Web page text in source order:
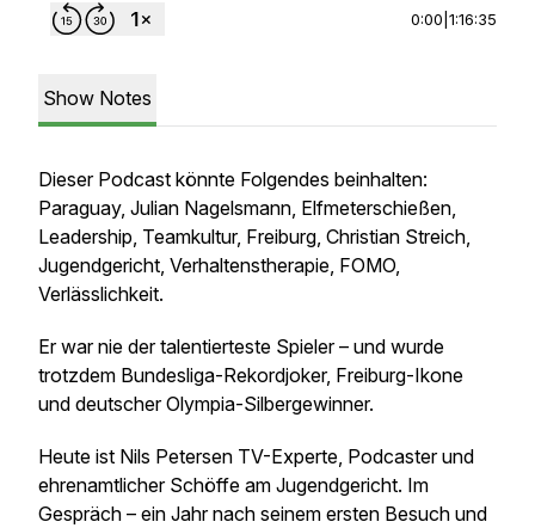
0:00 1:16:35
Show Notes
Dieser Podcast könnte Folgendes beinhalten:
Paraguay, Julian Nagelsmann, Elfmeterschießen,
Leadership, Teamkultur, Freiburg, Christian Streich,
Jugendgericht, Verhaltenstherapie, FOMO,
Verlässlichkeit.
Er war nie der talentierteste Spieler – und wurde
trotzdem Bundesliga-Rekordjoker, Freiburg-Ikone
und deutscher Olympia-Silbergewinner.
Heute ist Nils Petersen TV-Experte, Podcaster und
ehrenamtlicher Schöffe am Jugendgericht. Im
Gespräch – ein Jahr nach seinem ersten Besuch und